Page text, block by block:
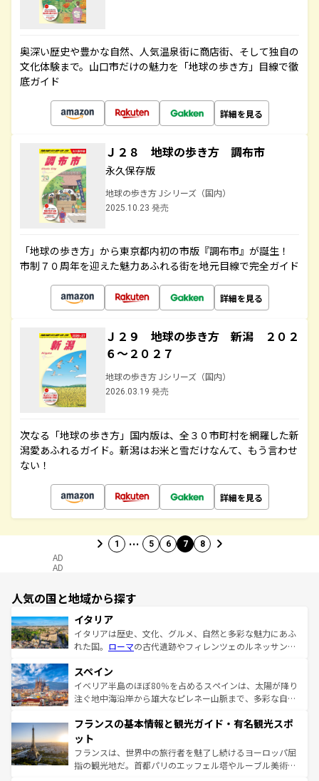
奥深い歴史や豊かな自然、人気温泉街に商店街、そして独自の
文化体験まで。山口市だけの魅力を「地球の歩き方」目線で徹
底ガイド
詳細を見る
Ｊ２８ 地球の歩き方 調布市
永久保存版
地球の歩き方 Jシリーズ（国内）
2025.10.23 発売
「地球の歩き方」から東京都内初の市版『調布市』が誕生！
市制７０周年を迎えた魅力あふれる街を地元目線で完全ガイド
詳細を見る
Ｊ２９ 地球の歩き方 新潟 ２０２
６～２０２７
地球の歩き方 Jシリーズ（国内）
2026.03.19 発売
次なる「地球の歩き方」国内版は、全３０市町村を網羅した新
潟愛あふれるガイド。新潟はお米と雪だけなんて、もう言わせ
ない！
詳細を見る
1 … 5 6 7 8
AD
AD
人気の国と地域から探す
イタリア
イタリアは歴史、文化、グルメ、自然と多彩な魅力にあふ
れた国。 ローマの古代遺跡やフィレンツェのルネッサンス
ろん、トスカーナの美しい田園風景やアマルフィ海岸の絶
景など、自然景観も見逃せない。観光の合間には、本場の
ピザやパスタなど、絶品のイタリア料理を堪能することも
ませてくれるイタリアで、忘れられない旅をしてみよう！
なお、新着のイタリア情報は
しい。
スペイン
イベリア半島のほぼ80％を占めるスペインは、太陽が降り
注ぐ地中海沿岸から雄大なピレネー山脈まで、多彩な自然
文化が根付くこの国では、情熱的なフラメンコ、熱気あふ
れる闘牛、そして美味しいタパスが生活の一部となってい
る。首都マドリードの洗練された雰囲気や、バルセロナの
アートに溢れた街角から、地方では古代ローマ遺跡や中世
フランスの基本情報と観光ガイド・有名観光スポ
ット
フランスは、世界中の旅行者を魅了し続けるヨーロッパ屈
指の観光地だ。首都パリのエッフェル塔やルーブル美術館